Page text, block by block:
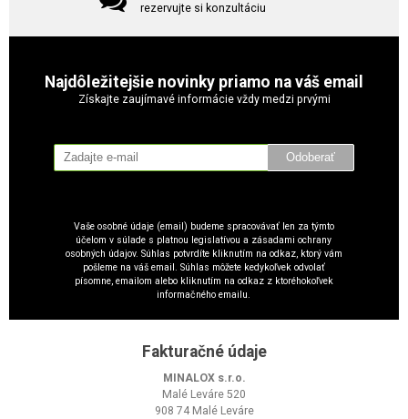
rezervujte si konzultáciu
Najdôležitejšie novinky priamo na váš email
Získajte zaujímavé informácie vždy medzi prvými
Odoberať
Vaše osobné údaje (email) budeme spracovávať len za týmto
účelom v súlade s platnou legislatívou a zásadami ochrany
osobných údajov. Súhlas potvrdíte kliknutím na odkaz, ktorý vám
pošleme na váš email. Súhlas môžete kedykoľvek odvolať
písomne, emailom alebo kliknutím na odkaz z ktoréhokoľvek
informačného emailu.
Fakturačné údaje
MINALOX s.r.o.
Malé Leváre 520
908 74 Malé Leváre